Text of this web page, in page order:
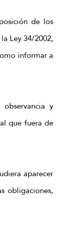
de los
Ley 34/2002,
informar a
y
que fuera de
aparecer
obligaciones,